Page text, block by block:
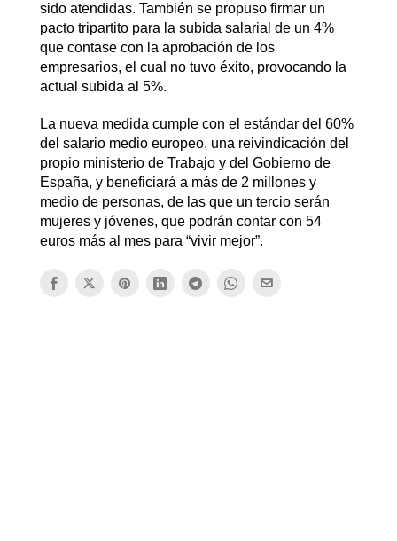
sido atendidas. También se propuso firmar un
pacto tripartito para la subida salarial de un 4%
que contase con la aprobación de los
empresarios, el cual no tuvo éxito, provocando la
actual subida al 5%.
La nueva medida cumple con el estándar del 60%
del salario medio europeo, una reivindicación del
propio ministerio de Trabajo y del Gobierno de
España, y beneficiará a más de 2 millones y
medio de personas, de las que un tercio serán
mujeres y jóvenes, que podrán contar con 54
euros más al mes para “vivir mejor”.